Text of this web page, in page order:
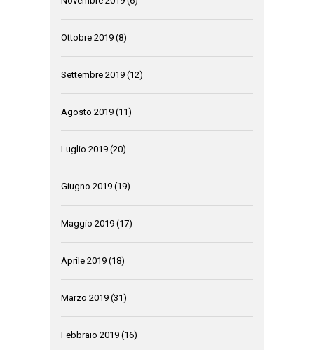
Ottobre 2019 (8)
Settembre 2019 (12)
Agosto 2019 (11)
Luglio 2019 (20)
Giugno 2019 (19)
Maggio 2019 (17)
Aprile 2019 (18)
Marzo 2019 (31)
Febbraio 2019 (16)